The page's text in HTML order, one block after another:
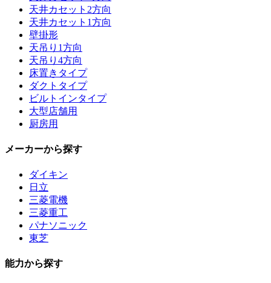
天井カセット2方向
天井カセット1方向
壁掛形
天吊り1方向
天吊り4方向
床置きタイプ
ダクトタイプ
ビルトインタイプ
大型店舗用
厨房用
メーカーから探す
ダイキン
日立
三菱電機
三菱重工
パナソニック
東芝
能力から探す